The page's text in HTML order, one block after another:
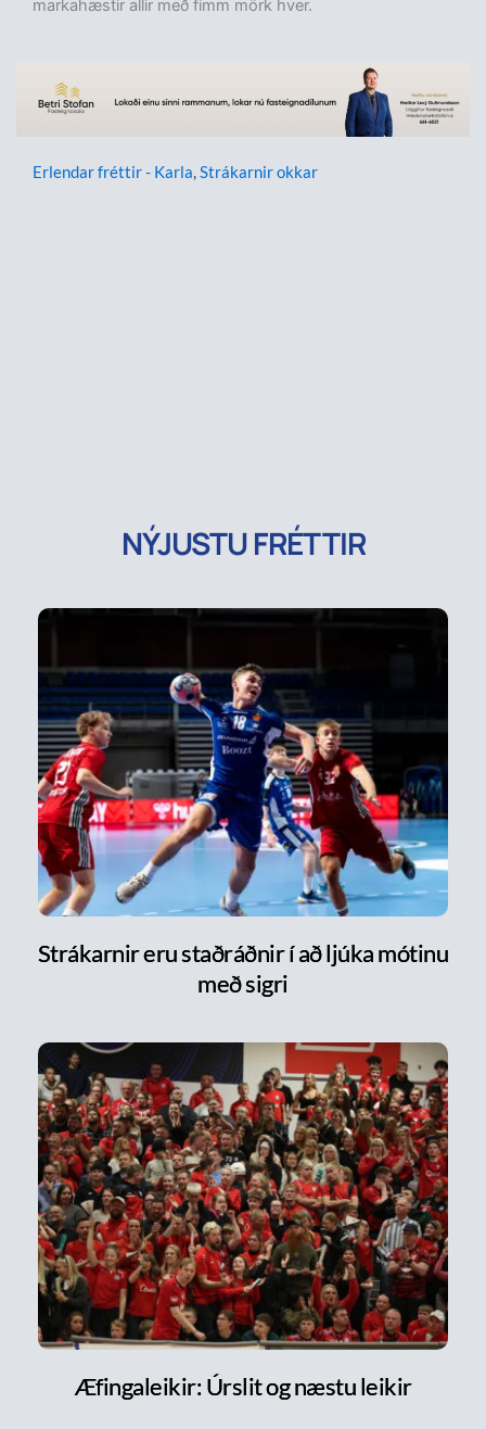
markahæstir allir með fimm mörk hver.
Erlendar fréttir - Karla,Strákarnir okkar
NÝJUSTU FRÉTTIR
Strákarnir eru staðráðnir í að ljúka mótinu
með sigri
Æfingaleikir: Úrslit og næstu leikir